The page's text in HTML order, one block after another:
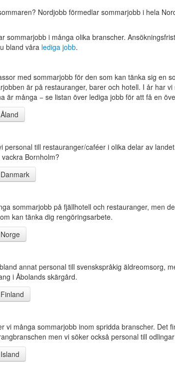
Nordjobb förmedlar sommarjobb i hela
sommarjobb i många olika branscher.
bland våra lediga jobb.
med sommarjobb för den som kan tänka sig en
är på restauranger, barer och hotell. I år har
är många − se listan över lediga jobb för att få en
personal till restauranger/caféer i olika delar av
Bornholm?
sommarjobb på fjällhotell och restauranger, men
kan tänka dig rengöringsarbete.
annat personal till svenskspråkig äldreomsorg,
i Åbolands skärgård.
vi många sommarjobb inom spridda branscher. Det
men vi söker också personal till